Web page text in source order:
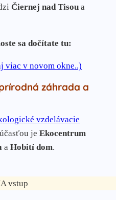
Čiernej nad Tisou a
sa dočítate tu:
viac v novom okne..)
záhrada a
vzdelávacie
je Ekocentrum
a Hobití dom.
vstup